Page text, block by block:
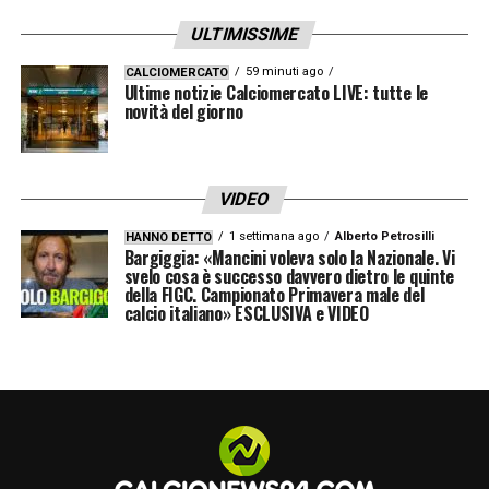
— Fabrizio Romano (@FabrizioRomano)January 11, 2026
PAROLE– «L’Aston Villa è interessata a
riportare Tammy Abraham in Premier
League questo mese.
Anche dopo l’accordo con Brian Madjo, il
Villa vorrebbe un altro attaccante se si
presentasse una buona opportunità.
Come riportato dal Telegraph, i primi
colloqui si sono svolti per chiedere
LA PLAYLIST DELLE NOSTRE TOP NEWS
ULTIMISSIME
CALCIOMERCATO 59 minuti ago
Ultime notizie Calciomercato LIVE: tutte le
novità del giorno
VIDEO
HANNO DETTO 1 settimana ago Alberto Petrosilli
Bargiggia: «Mancini voleva solo la Nazionale. Vi
svelo cosa è successo davvero dietro le quinte
della FIGC. Campionato Primavera male del
calcio italiano» ESCLUSIVA e VIDEO